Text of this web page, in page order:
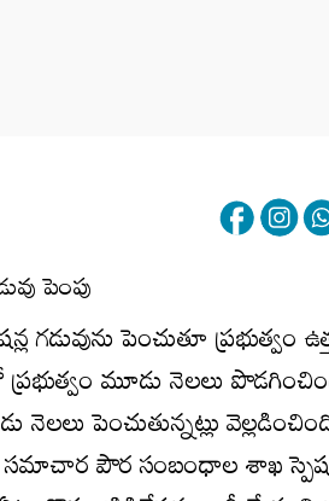
పెంచుతూ ప్రభుత్వం
మూడు నెలలు
పెంచుతున్నట్లు
సమాచార పౌర సంబంధాల శాఖ